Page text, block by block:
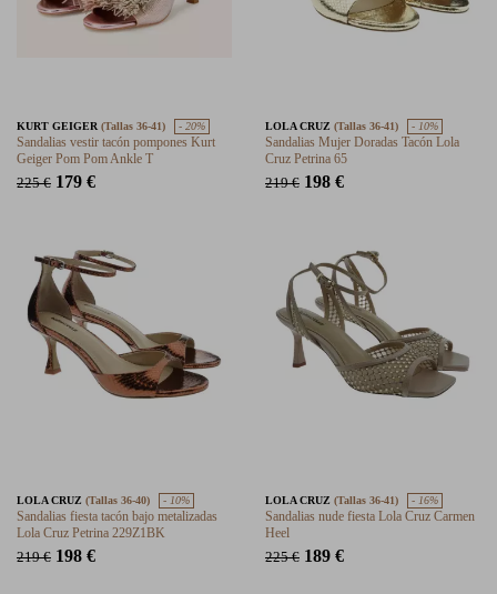
KURT GEIGER (Tallas 36-41) - 20%
Sandalias vestir tacón pompones Kurt
Geiger Pom Pom Ankle T
225 € 179 €
LOLA CRUZ (Tallas 36-41) - 10%
Sandalias Mujer Doradas Tacón Lola
Cruz Petrina 65
219 € 198 €
LOLA CRUZ (Tallas 36-40) - 10%
Sandalias fiesta tacón bajo metalizadas
Lola Cruz Petrina 229Z1BK
219 € 198 €
LOLA CRUZ (Tallas 36-41) - 16%
Sandalias nude fiesta Lola Cruz Carmen
Heel
225 € 189 €